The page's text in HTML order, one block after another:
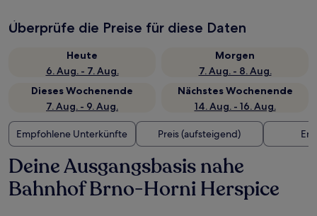
Überprüfe die Preise für diese Daten
Heute
6. Aug. - 7. Aug.
Morgen
7. Aug. - 8. Aug.
Dieses Wochenende
7. Aug. - 9. Aug.
Nächstes Wochenende
14. Aug. - 16. Aug.
Empfohlene Unterkünfte Preis (aufsteigend)
Deine Ausgangsbasis nahe
Bahnhof Brno-Horni Herspice